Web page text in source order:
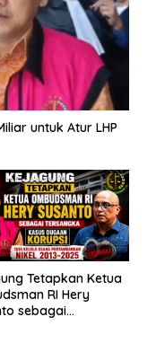
untuk Atur LHP
Tetapkan Ketua
RI Hery
sebagai